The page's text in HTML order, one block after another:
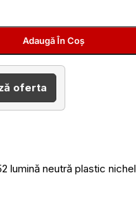
Adaugă În Coș
oferta
lumină neutră plastic